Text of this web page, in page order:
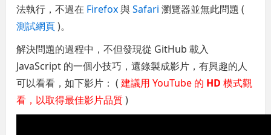
法執行，不過在 Firefox與Safari 瀏覽器並無此問題 (
測試網頁)。
解決問題的過程中，不但發現從 GitHub 載入
JavaScript 的一個小技巧，還錄製成影片，有興趣的人
可以看看，如下影片： (建議用 YouTube 的 HD 模式觀
看，以取得最佳影片品質)